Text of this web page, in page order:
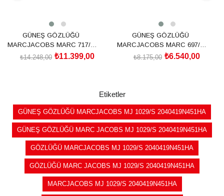
GÜNEŞ GÖZLÜĞÜ
MARCJACOBS MARC 717/S
206401807589O₺11.399,00
₺14.248,00
GÜNEŞ GÖZLÜĞÜ
MARCJACOBS MARC 697/S
2064382LF53HA
₺6.540,00
₺8.175,00
Etiketler
GÜNEŞ GÖZLÜĞÜ MARCJACOBS MJ 1029/S 2040419N451HA
GÜNEŞ GÖZLÜĞÜ MARC JACOBS MJ 1029/S 2040419N451HA
GÖZLÜĞÜ MARCJACOBS MJ 1029/S 2040419N451HA
GÖZLÜĞÜ MARC JACOBS MJ 1029/S 2040419N451HA
MARCJACOBS MJ 1029/S 2040419N451HA